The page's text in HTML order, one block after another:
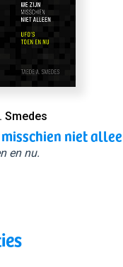
Smedes
misschien niet
en nu.